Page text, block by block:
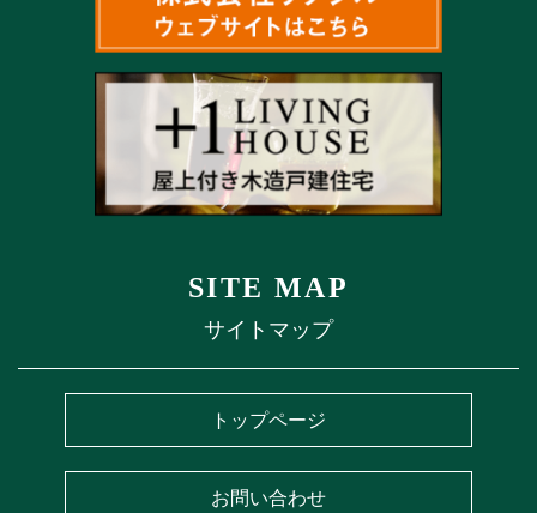
SITE MAP
サイトマップ
トップページ
お問い合わせ